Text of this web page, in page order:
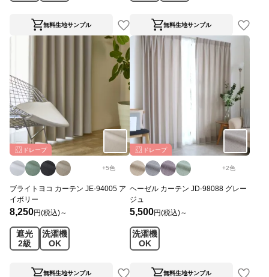
無料生地サンプル 無料生地サンプル
ドレープ
+5色
ブライトヨコ カーテン JE-94005 ア
イボリー
8,250円(税込)～
遮光
2級
洗濯機
OK
無料生地サンプル
ドレープ
+2色
ヘーゼル カーテン JD-98088 グレー
ジュ
5,500円(税込)～
洗濯機
OK
無料生地サンプル